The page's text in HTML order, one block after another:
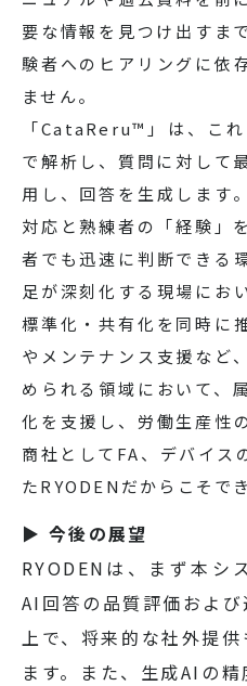
要な情報を見つけ出すま
験者へのヒアリングに依
ません。
「CataReru™」は、こ
で解析し、質問に対して
用し、回答を生成します
対応と熟練者の「経験」
者でも迅速に判断できる
足が深刻化する現場にお
標準化・共有化を同時に
やメンテナンス支援など
められる領域において、
化を支援し、労働生産性
商社としてFA、デバイス
たRYODENだからこそで
▶ 今後の展望
RYODENは、まず本シ
AI回答の品質評価およ
上で、将来的な社外提
ます。また、生成AIの